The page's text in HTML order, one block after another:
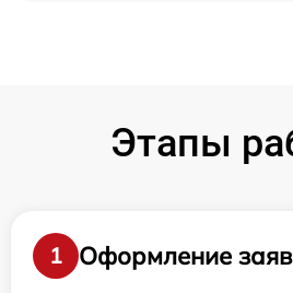
Этапы
1
Оформление